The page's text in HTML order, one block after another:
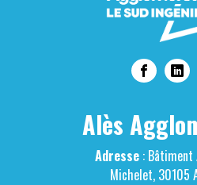
Alès
Adresse : Bâtiment
Michelet, 30105